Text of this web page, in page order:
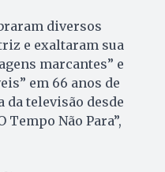
diversos
e exaltaram sua
marcantes” e
em 66 anos de
da televisão desde
Tempo Não Para”,